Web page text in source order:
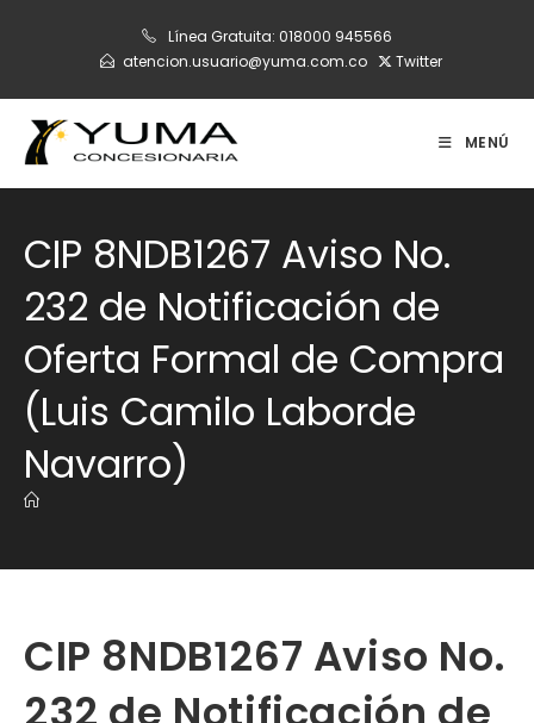
Línea Gratuita: 018000 945566
atencion.usuario@yuma.com.co
Twitter
MENÚ
CIP 8NDB1267 Aviso No.
232 de Notificación de
Oferta Formal de Compra
(Luis Camilo Laborde
Navarro)
CIP 8NDB1267 Aviso No.